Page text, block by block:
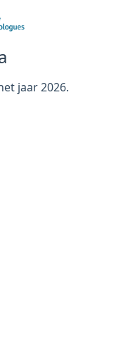
jaar 2026.